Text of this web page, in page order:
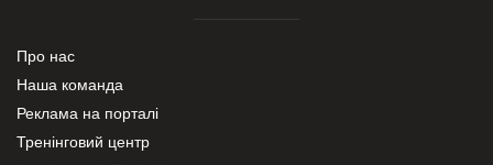
Про нас
Наша команда
Реклама на порталі
Тренінговий центр